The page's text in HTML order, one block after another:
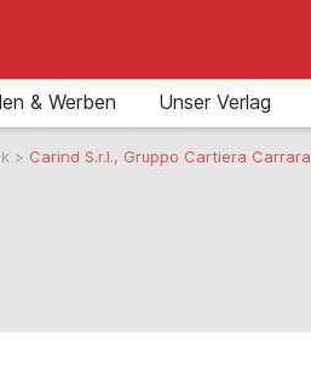
& Werben Unser Verlag
> Carind S.r.l., Gruppo Cartiera Carrara